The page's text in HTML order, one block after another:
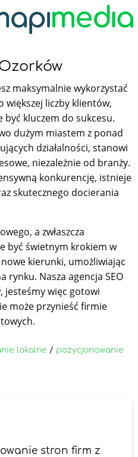
maksymalnie wykorzystać
większej liczby klientów,
kluczem do sukcesu.
dużym miastem z ponad
działalności, stanowi
niezależnie od branży.
konkurencję, istnieje
skutecznego docierania
a zwłaszcza
być świetnym krokiem w
kierunki, umożliwiając
rynku. Nasza agencja SEO
jesteśmy więc gotowi
może przynieść firmie
lokalne / pozycjonowanie
stron firm z